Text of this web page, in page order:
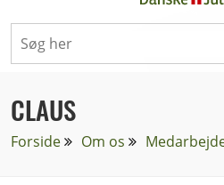
CLAUS
Forside Om os